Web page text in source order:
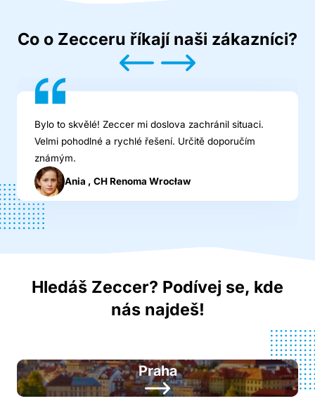
Co o Zecceru říkají naši zákazníci?
Bylo to skvělé! Zeccer mi doslova zachránil situaci.
Velmi pohodlné a rychlé řešení. Určitě doporučím
známým.
Ania , CH Renoma Wrocław
Hledáš Zeccer? Podívej se, kde
nás najdeš!
Praha